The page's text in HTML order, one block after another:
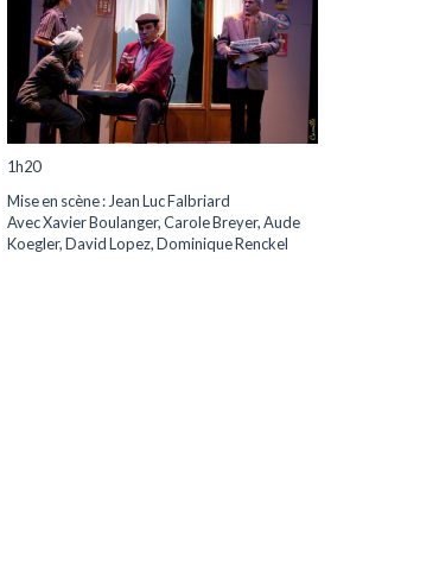
1h20
Mise en scène : Jean Luc Falbriard
Avec Xavier Boulanger, Carole Breyer, Aude
Koegler, David Lopez, Dominique Renckel